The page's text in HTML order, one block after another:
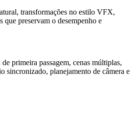
transformações no estilo VFX,
que preservam o desempenho e
primeira passagem, cenas múltiplas,
sincronizado, planejamento de câmera e